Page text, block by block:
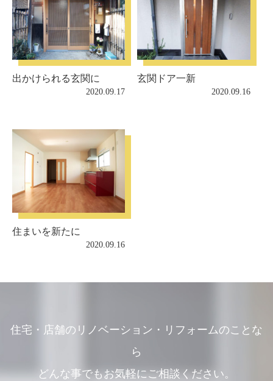
出かけられる玄関に
2020.09.17
玄関ドア一新
2020.09.16
住まいを新たに
2020.09.16
住宅・店舗のリノベーション・リフォームのことな
ら
どんな事でもお気軽にご相談ください。